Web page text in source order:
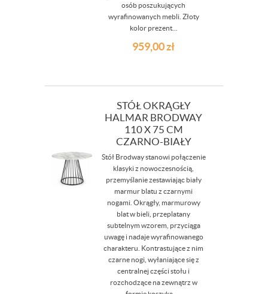
osób poszukujących
wyrafinowanych mebli. Złoty
kolor prezent...
959,00zł
STÓŁ OKRĄGŁY
HALMAR BRODWAY
110 X 75 CM
CZARNO-BIAŁY
Stół Brodway stanowi połączenie
klasyki z nowoczesnością,
przemyślanie zestawiając biały
marmur blatu z czarnymi
nogami. Okrągły, marmurowy
blat w bieli, przeplatany
subtelnym wzorem, przyciąga
uwagę i nadaje wyrafinowanego
charakteru. Kontrastujące z nim
czarne nogi, wyłaniające się z
centralnej części stołu i
rozchodzące na zewnątrz w